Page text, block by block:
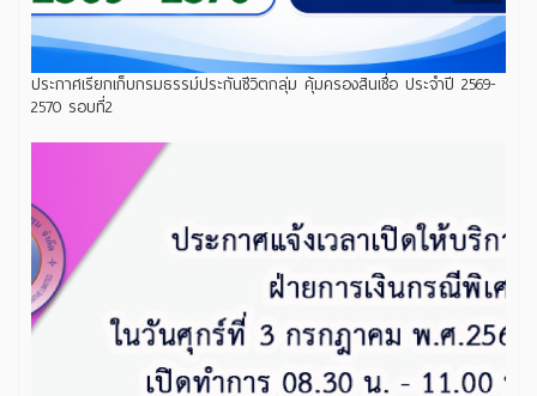
ประกาศเรียกเก็บกรมธรรม์ประกันชีวิตกลุ่ม คุ้มครองสินเชื่อ ประจำปี 2569-
2570 รอบที่2